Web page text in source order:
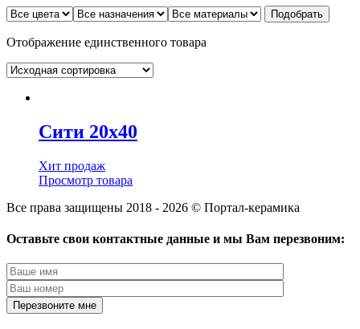
Отображение единственного товара
Сити 20х40
Хит продаж
Просмотр товара
Все права защищены 2018 - 2026 © Портал-керамика
Оставьте свои контактные данные и мы Вам перезвоним: